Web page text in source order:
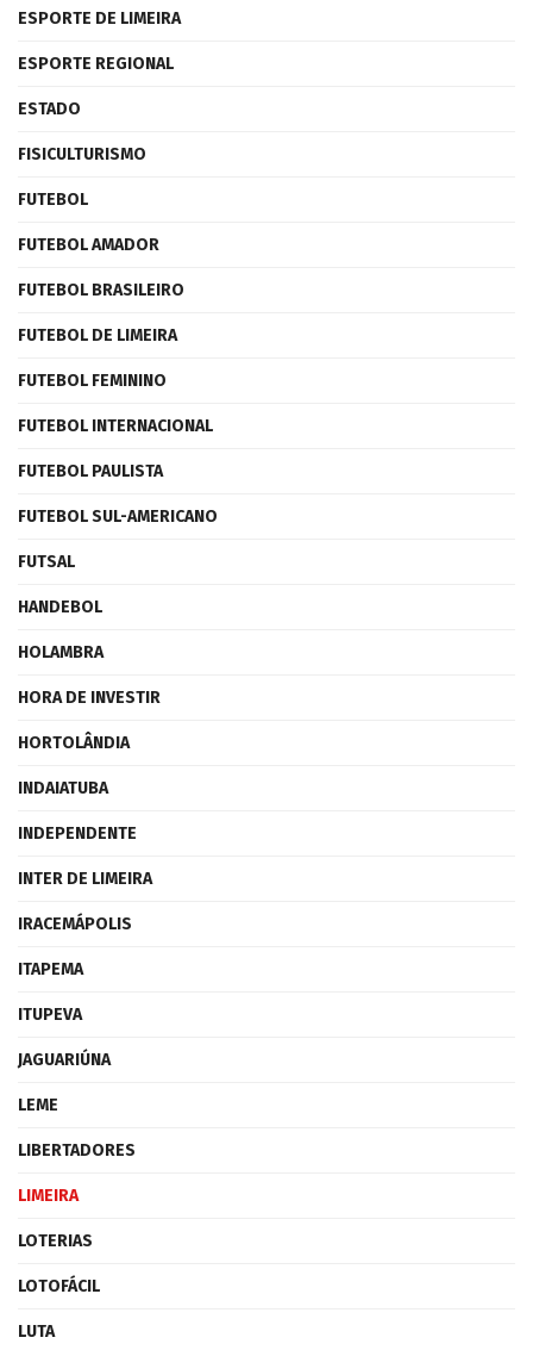
ESPORTE DE LIMEIRA
ESPORTE REGIONAL
ESTADO
FISICULTURISMO
FUTEBOL
FUTEBOL AMADOR
FUTEBOL BRASILEIRO
FUTEBOL DE LIMEIRA
FUTEBOL FEMININO
FUTEBOL INTERNACIONAL
FUTEBOL PAULISTA
FUTEBOL SUL-AMERICANO
FUTSAL
HANDEBOL
HOLAMBRA
HORA DE INVESTIR
HORTOLÂNDIA
INDAIATUBA
INDEPENDENTE
INTER DE LIMEIRA
IRACEMÁPOLIS
ITAPEMA
ITUPEVA
JAGUARIÚNA
LEME
LIBERTADORES
LIMEIRA
LOTERIAS
LOTOFÁCIL
LUTA